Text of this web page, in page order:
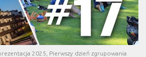
2025, Pierwszy dzień zgrupowania